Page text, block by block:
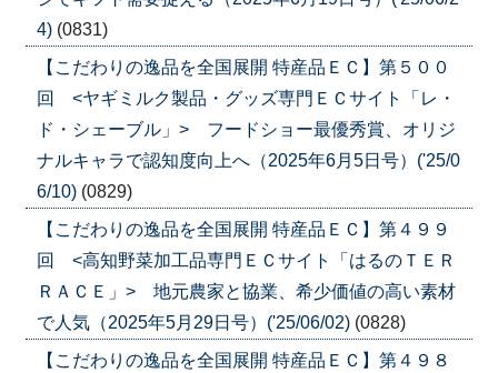
4) (0831)
【こだわりの逸品を全国展開 特産品ＥＣ】第５００
回 <ヤギミルク製品・グッズ専門ＥＣサイト「レ・
ド・シェーブル」> フードショー最優秀賞、オリジ
ナルキャラで認知度向上へ（2025年6月5日号）('25/0
6/10) (0829)
【こだわりの逸品を全国展開 特産品ＥＣ】第４９９
回 <高知野菜加工品専門ＥＣサイト「はるのＴＥＲ
ＲＡＣＥ」> 地元農家と協業、希少価値の高い素材
で人気（2025年5月29日号）('25/06/02) (0828)
【こだわりの逸品を全国展開 特産品ＥＣ】第４９８